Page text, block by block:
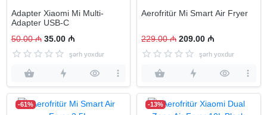
Adapter Xiaomi Mi Multi-
Adapter USB-C
50.00 ₼ 35.00 ₼
şərh yoxdur
Aerofritür Mi Smart Air Fryer
229.00 ₼ 209.00 ₼
şərh yoxdur
-61% -13%